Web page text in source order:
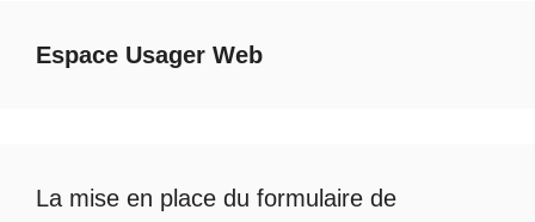
Espace Usager Web
La mise en place du formulaire de